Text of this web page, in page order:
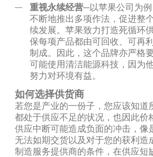
重视永续经营─以苹果公司为
不断地推出多项作法，促进整
续发展。苹果致力打造死循环
保每项产品都由可回收、可再
制成。因此，这个品牌亦严格
可能使用清洁能源科技，因为
努力对环境有益。
如何选择供货商
若您是产业的一份子，您应该知道
都处于供应不足的状况，也因此价
供应中断可能造成负面的冲击，像
无法如期交货以及对于您的获利造
制造服务提供商的条件，在供应短